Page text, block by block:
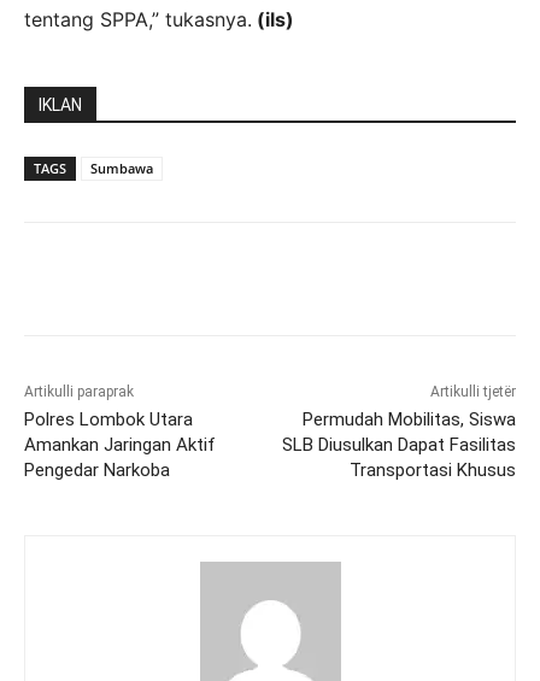
tentang SPPA,” tukasnya. (ils)
IKLAN
TAGS Sumbawa
Artikulli paraprak
Polres Lombok Utara
Amankan Jaringan Aktif
Pengedar Narkoba
Artikulli tjetër
Permudah Mobilitas, Siswa
SLB Diusulkan Dapat Fasilitas
Transportasi Khusus